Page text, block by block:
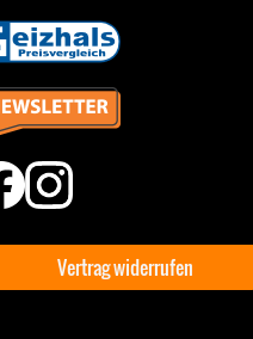
Vertrag widerrufen